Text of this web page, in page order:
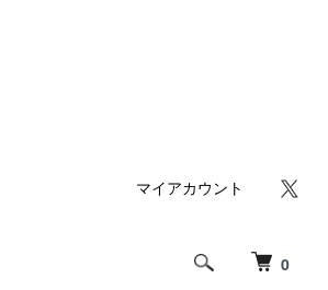
0
マイアカウント